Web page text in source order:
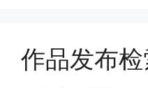
作品发布检